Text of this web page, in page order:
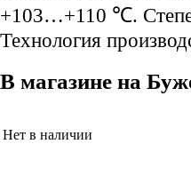
+103…+110 ℃.
Технология
В магазине на
Нет в наличии